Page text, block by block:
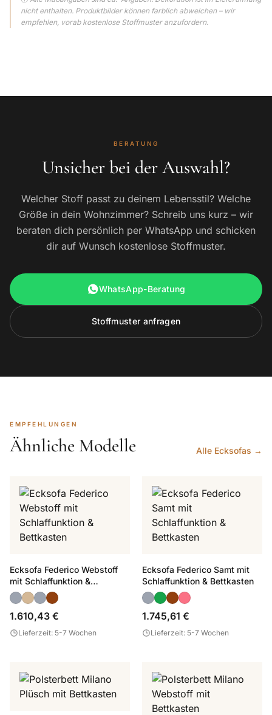
nicht enthalten. Produktbilder können farblich abweichen – wir
empfehlen, vorab kostenlose Stoffmuster anzufordern.
BERATUNG
Unsicher bei der Auswahl?
Welcher Stoff passt zu deinem Lebensstil? Welche
Größe in dein Wohnzimmer? Schreib uns kurz – wir
beraten dich persönlich per WhatsApp und schicken
dir auf Wunsch kostenlose Stoffmuster.
WhatsApp-Beratung
Stoffmuster anfragen
EMPFEHLUNGEN
Ähnliche Modelle Alle Ecksofas →
Ecksofa Federico Webstoff
mit Schlaffunktion &
Bettkasten
1.610,43 €
Lieferzeit: 5-7 Wochen
Ecksofa Federico Samt mit
Schlaffunktion & Bettkasten
1.745,61 €
Lieferzeit: 5-7 Wochen